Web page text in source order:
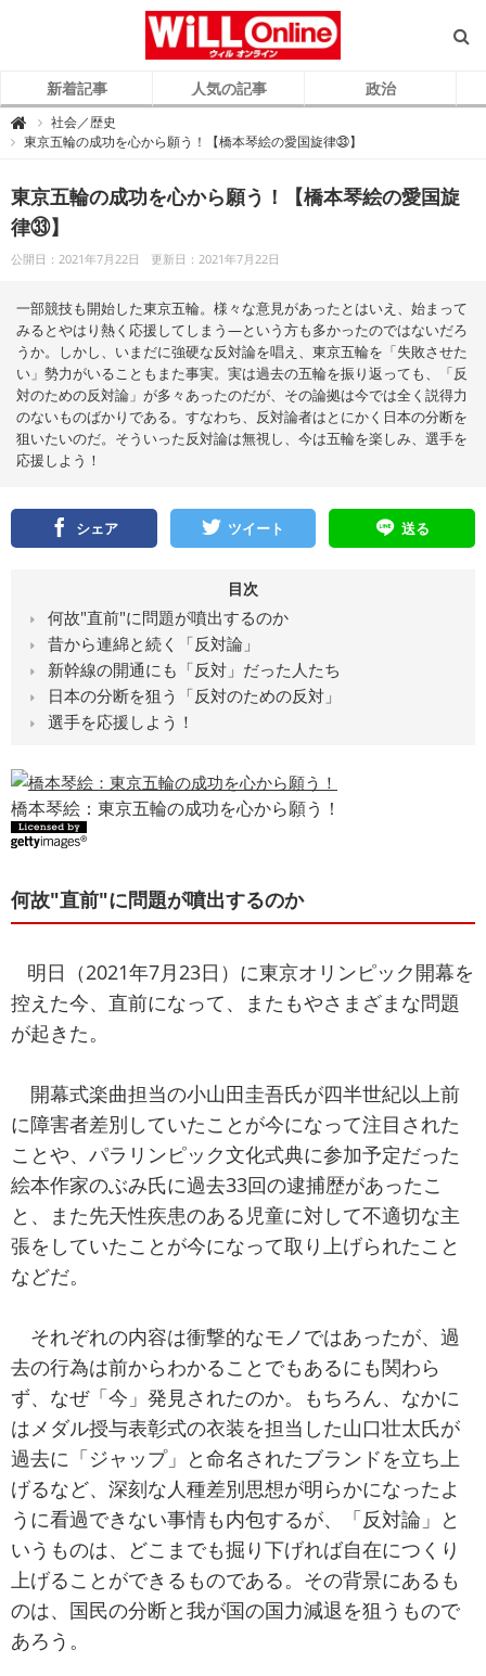
新着記事 人気の記事 政治

i
L
n
l
i
n
e
（
ウ
オ
ン
ラ
イ
ン
）
社会／歴史
東京五輪の成功を心から願う！【橋本琴絵の愛国旋律㉝】
東京五輪の成功を心から願う！【橋本琴絵の愛国旋
律㉝】
公開日：2021年7月22日 更新日：2021年7月22日
一部競技も開始した東京五輪。様々な意見があったとはいえ、始まって
みるとやはり熱く応援してしまう―という方も多かったのではないだろ
うか。しかし、いまだに強硬な反対論を唱え、東京五輪を「失敗させた
い」勢力がいることもまた事実。実は過去の五輪を振り返っても、「反
対のための反対論」が多々あったのだが、その論拠は今では全く説得力
のないものばかりである。すなわち、反対論者はとにかく日本の分断を
狙いたいのだ。そういった反対論は無視し、今は五輪を楽しみ、選手を
応援しよう！
シェア ツイート 送る
目次
何故"直前"に問題が噴出するのか
昔から連綿と続く「反対論」
新幹線の開通にも「反対」だった人たち
日本の分断を狙う「反対のための反対」
選手を応援しよう！
橋本琴絵：東京五輪の成功を心から願う！
何故"直前"に問題が噴出するのか
明日（2021年7月23日）に東京オリンピック開幕を
控えた今、直前になって、またもやさまざまな問題
が起きた。
開幕式楽曲担当の小山田圭吾氏が四半世紀以上前
に障害者差別していたことが今になって注目された
ことや、パラリンピック文化式典に参加予定だった
絵本作家のぶみ氏に過去33回の逮捕歴があったこ
と、また先天性疾患のある児童に対して不適切な主
張をしていたことが今になって取り上げられたこと
などだ。
それぞれの内容は衝撃的なモノではあったが、過
去の行為は前からわかることでもあるにも関わら
ず、なぜ「今」発見されたのか。もちろん、なかに
はメダル授与表彰式の衣装を担当した山口壮太氏が
過去に「ジャップ」と命名されたブランドを立ち上
げるなど、深刻な人種差別思想が明らかになったよ
うに看過できない事情も内包するが、「反対論」と
いうものは、どこまでも掘り下げれば自在につくり
上げることができるものである。その背景にあるも
のは、国民の分断と我が国の国力減退を狙うもので
あろう。